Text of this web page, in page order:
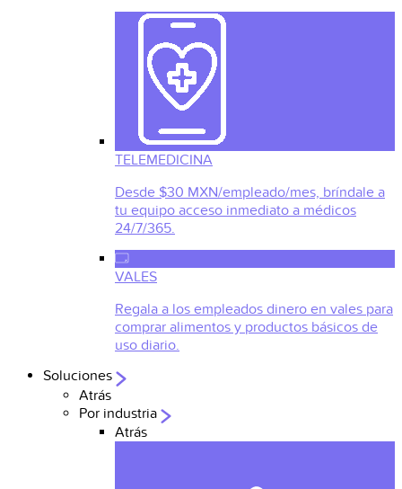
TELEMEDICINA
Desde $30 MXN/empleado/mes, bríndale a
tu equipo acceso inmediato a médicos
24/7/365.
VALES
Regala a los empleados dinero en vales para
comprar alimentos y productos básicos de
uso diario.
Soluciones
Atrás
Por industria
Atrás